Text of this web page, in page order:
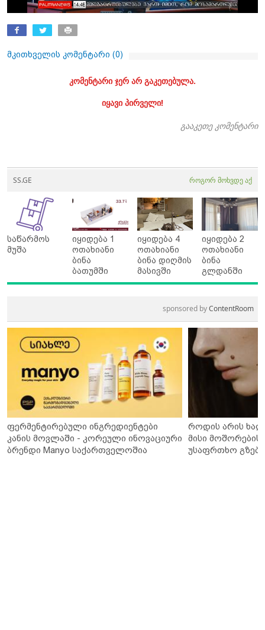
მკითხველის კომენტარი (0)
კომენტარი ჯერ არ გაკეთებულა.
იყავი პირველი!
გააკეთე კომენტარი
SS.GE როგორ მოხვდე აქ
საწარმოს
მუშა
იყიდება 1
ოთახიანი
ბინა
ბათუმში
იყიდება 4
ოთახიანი
ბინა დიღმის
მასივში
იყიდება 2
ოთახიანი
ბინა
გლდანში
sponsored byContentRoom
ფერმენტირებული ინგრედიენტები
კანის მოვლაში - კორეული ინოვაციური
ბრენდი Manyo საქართველოშია
როდის არის
მისი მოშორების
უსაფრთხო გზები